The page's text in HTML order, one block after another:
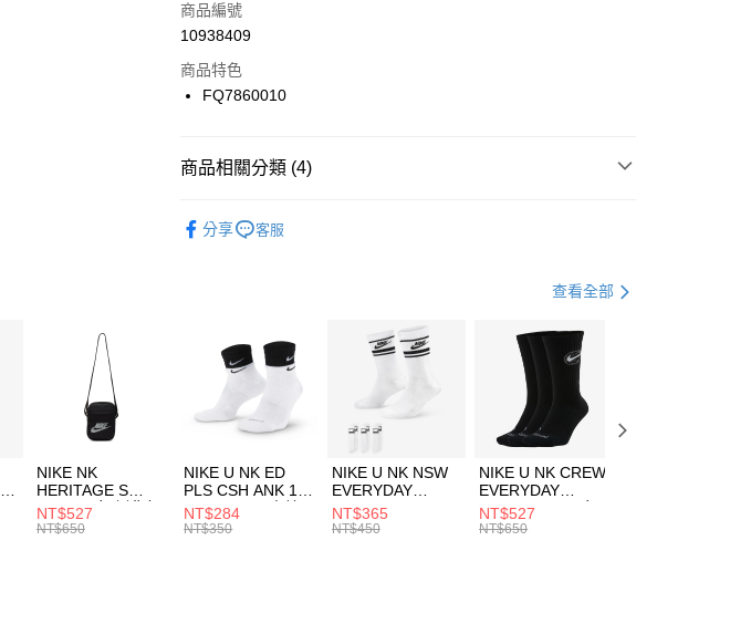
合作金庫商業銀行
華南商業銀行
上海商業儲蓄銀行
國泰世華商業銀行
聯邦商業銀行
台新國際商業銀行
LINE Pay
Apple Pay
悠遊付
【關於「AFTEE先享後付」】
３．安心：先確認商品／服務後，再付款。
【「AFTEE先享後付」結帳流程】
１．於結帳方式選擇「AFTEE先享後付」後，將跳轉至「AFTEE先享後
付」結帳頁面，進行簡訊認證並確認金額後，即可完成結帳。
２．訂單成立數日內，您將收到繳費通知簡訊。
３．收到繳費通知簡訊後14天內，點擊此簡訊中的連結，可透過四大超商
／ATM／網路銀行／等多元方式進行付款，方視為交易完成。
※ 請注意：結帳手續完成當下不需立刻繳費，但若您需要取消訂單，請聯
絡購買商品的店家。未經商家同意取消之訂單仍視為有效，需透過AFTEE
先享後付繳納相關費用。
每筆NT$100，滿NT$1,500(含以上)免運費
每筆NT$100，滿NT$1,500(含以上)免運費
商品編號
10938409
商品特色
FQ7860010
商品相關分類 (4)
分享 客服
查看全部
NIKE NK
HERITAGE S
SMIT 男女 側背包
BA5871010
NT$527
NT$650
NIKE U NK ED
PLS CSH ANK 1P
144 DBL 男 中統
襪 DH4058104
NT$284
NT$350
NIKE U NK NSW
EVERYDAY
ESSENTIAL CR
男女 短統襪
NT$365
NT$450
NIKE U NK CREW
EVERYDAY
BBALL 3PR 男女
長統襪
NT$527
NT$650